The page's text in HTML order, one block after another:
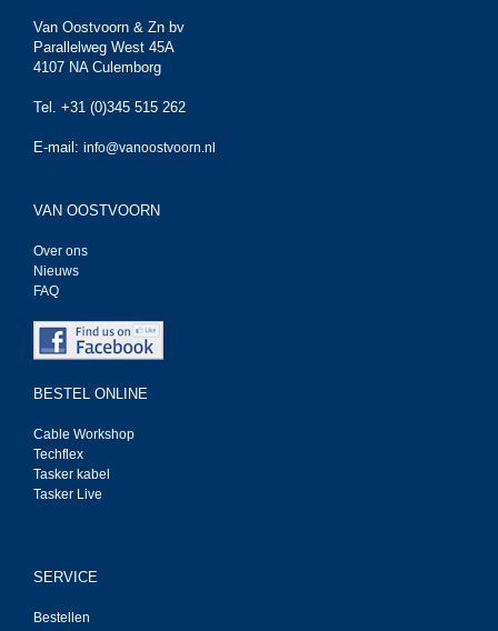
Van Oostvoorn & Zn bv
Parallelweg West 45A
4107 NA Culemborg
Tel. +31 (0)345 515 262
E-mail: info@vanoostvoorn.nl
VAN OOSTVOORN
Over ons
Nieuws
FAQ
BESTEL ONLINE
Cable Workshop
Techflex
Tasker kabel
Tasker Live
SERVICE
Bestellen